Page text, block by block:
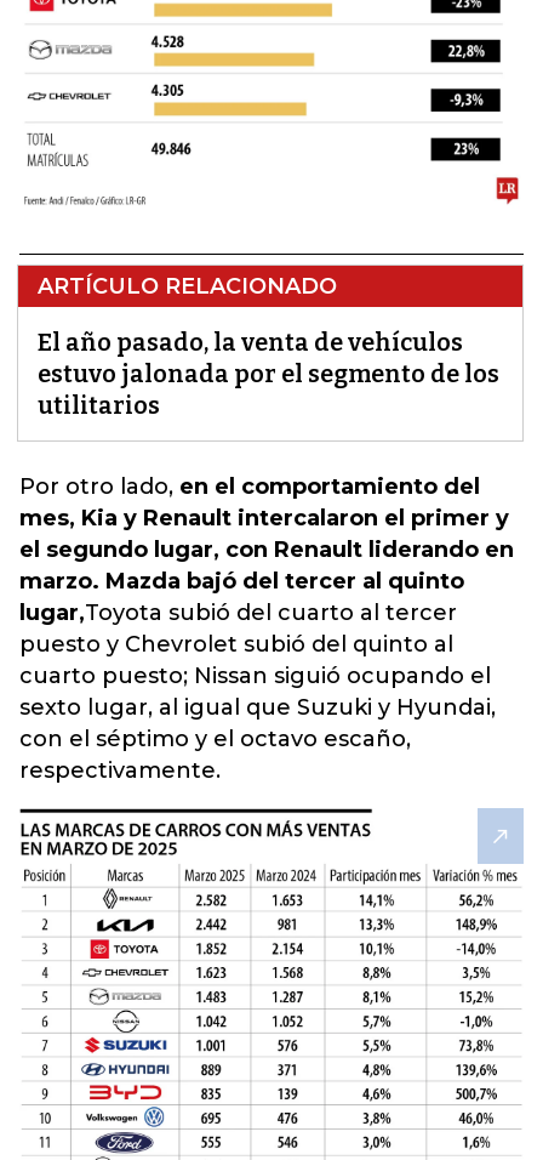
ARTÍCULO RELACIONADO
El año pasado, la venta de vehículos
estuvo jalonada por el segmento de los
utilitarios
Por otro lado, en el comportamiento del
mes, Kia y Renault intercalaron el primer y
el segundo lugar, con Renault liderando en
marzo. Mazda bajó del tercer al quinto
lugar,Toyota subió del cuarto al tercer
puesto y Chevrolet subió del quinto al
cuarto puesto; Nissan siguió ocupando el
sexto lugar, al igual que Suzuki y Hyundai,
con el séptimo y el octavo escaño,
respectivamente.